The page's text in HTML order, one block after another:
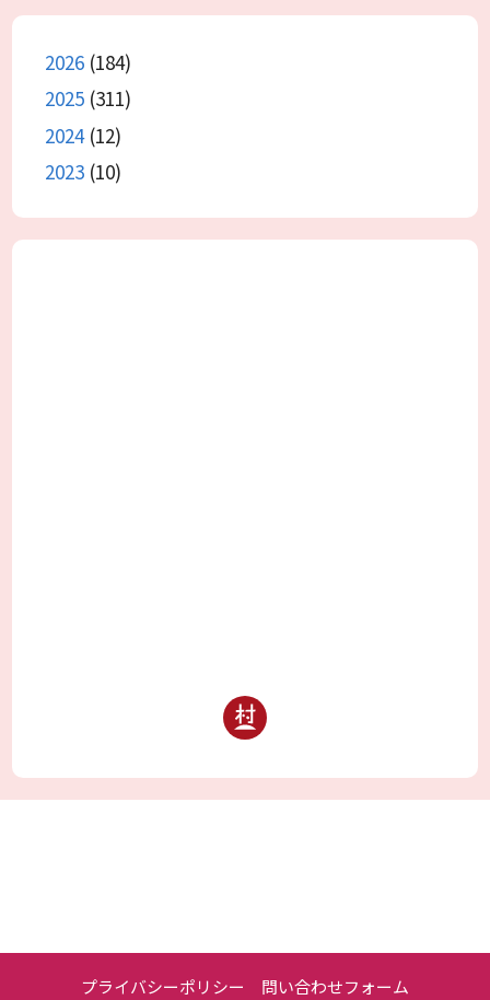
2026 (184)
2025 (311)
2024(12)
2023 (10)
プライバシーポリシー 問い合わせフォーム